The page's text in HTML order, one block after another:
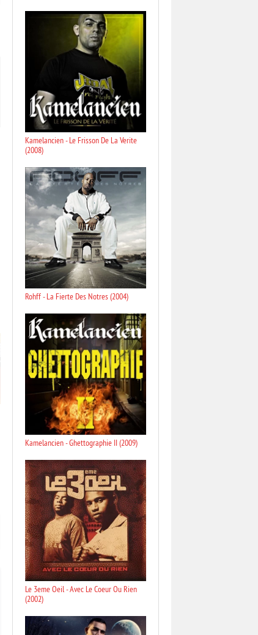
Kamelancien - Le Frisson De La Verite
(2008)
Rohff - La Fierte Des Notres (2004)
Kamelancien - Ghettographie II (2009)
Le 3eme Oeil - Avec Le Coeur Ou Rien
(2002)